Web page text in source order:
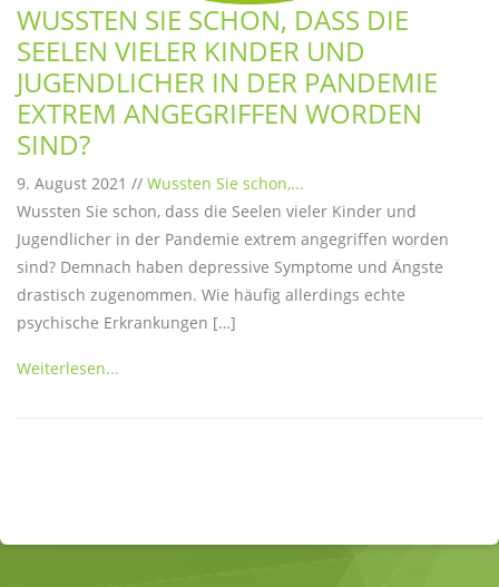
WUSSTEN SIE SCHON, DASS DIE
SEELEN VIELER KINDER UND
JUGENDLICHER IN DER PANDEMIE
EXTREM ANGEGRIFFEN WORDEN
SIND?
9. August 2021 // Wussten Sie schon,...
Wussten Sie schon, dass die Seelen vieler Kinder und
Jugendlicher in der Pandemie extrem angegriffen worden
sind? Demnach haben depressive Symptome und Ängste
drastisch zugenommen. Wie häufig allerdings echte
psychische Erkrankungen […]
Weiterlesen...